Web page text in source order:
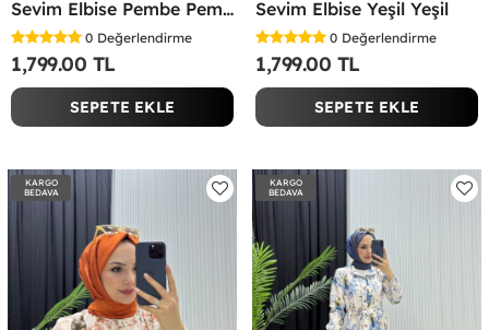
Sevim Elbise Pembe Pembe
0 Değerlendirme
1,799.00 TL
SEPETE EKLE
Sevim Elbise Yeşil Yeşil
0 Değerlendirme
1,799.00 TL
SEPETE EKLE
KARGO
BEDAVA
KARGO
BEDAVA